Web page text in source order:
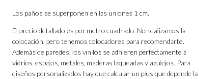
Los paños se superponen en las uniones 1 cm.
El precio detallado es por metro cuadrado. No realizamos la
colocación, pero tenemos colocadores para recomendarte.
Además de paredes, los vinilos se adhieren perfectamente a
vidrios, espejos, metales, maderas laqueadas y azulejos. Para
diseños personalizados hay que calcular un plus que depende la